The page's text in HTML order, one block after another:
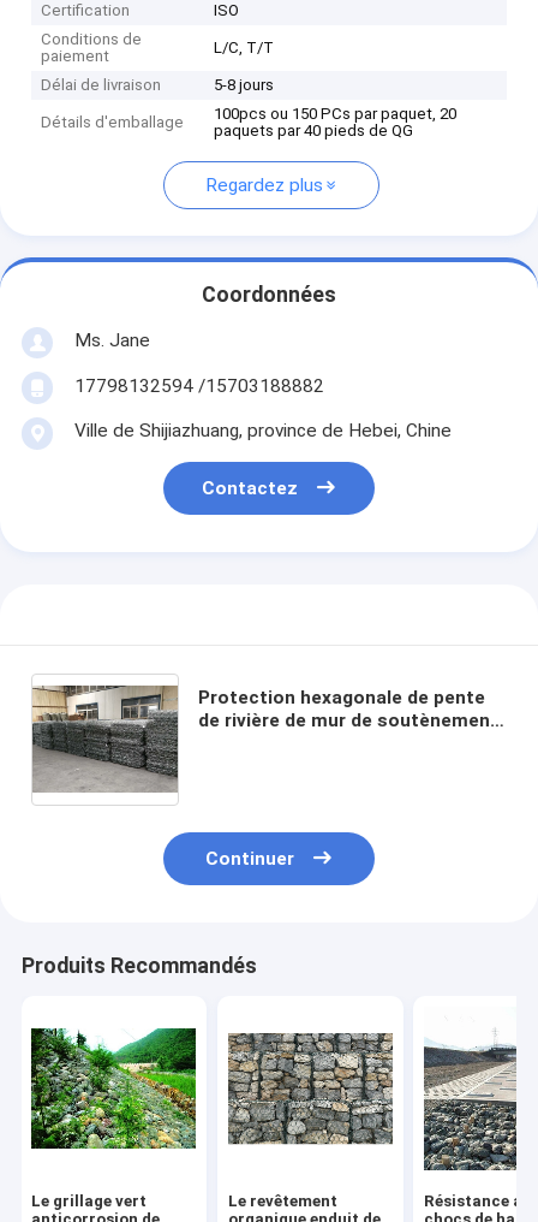
Certification
ISO
Conditions de
paiement
L/C, T/T
Délai de livraison 5-8 jours
Détails d'emballage
100pcs ou 150 PCs par paquet, 20
paquets par 40 pieds de QG
Regardez plus
Coordonnées
Ms. Jane
17798132594 /15703188882
Ville de Shijiazhuang, province de Hebei, Chine
Contactez
Protection hexagonale de pente
de rivière de mur de soutènement
Continuer
Produits Recommandés
Le grillage vert
Le revêtement
Résistance